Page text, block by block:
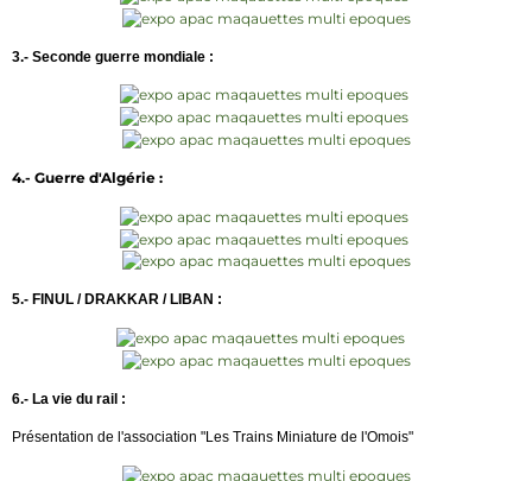
3.- Seconde guerre mondiale :
4.- Guerre d'Algérie :
5.- FINUL / DRAKKAR / LIBAN :
6.- La vie du rail :
Présentation de l'association "Les Trains Miniature de l'Omois"